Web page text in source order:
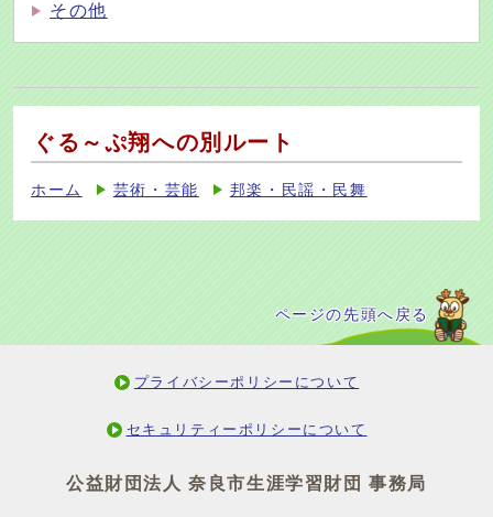
その他
ぐる～ぷ翔への別ルート
ホーム 芸術・芸能 邦楽・民謡・民舞
ページの先頭へ戻る
プライバシーポリシーについて
セキュリティーポリシーについて
公益財団法人 奈良市生涯学習財団 事務局